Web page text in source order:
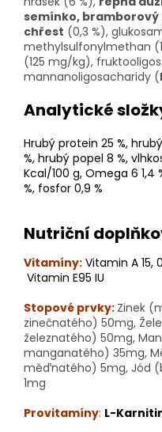
semínko,
chřest (0,3 %),
methylsulfonylmethan
(125 mg/kg),
mannanoligosacharidy (
Analytické
Hrubý protein 25 %,
%, hrubý popel 8 %,
Kcal/100 g, Omega 6 1,4
%, fosfor 0,9 %
Nutriční
Vitamíny: Vitamin A 15,
Vitamin E95 IU
Stopové prvky: Zinek
zinečnatého) 50mg,
železnatého) 50mg,
manganatého) 35mg,
měďnatého) 5mg, Jód
1mg
Provitamíny: L-